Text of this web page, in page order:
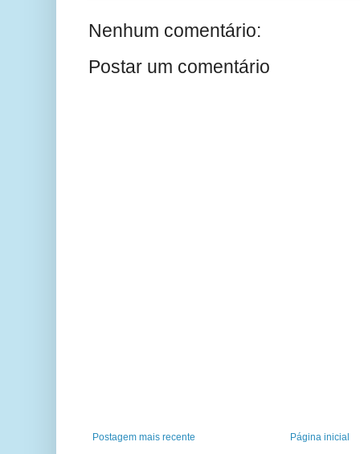
Nenhum comentário:
Postar um comentário
Postagem mais recente Página inicial